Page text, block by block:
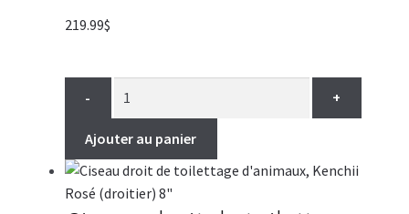
219.99$
- +
Ajouter au panier